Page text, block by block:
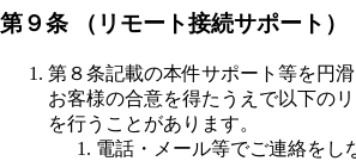
第９条 （リモート接続サポート）
第８条記載の本件サポート等を円滑
お客様の合意を得たうえで以下の
を行うことがあります。
電話・メール等でご連絡をし